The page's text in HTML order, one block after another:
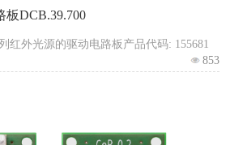
板DCB.39.700
红外光源的驱动电路板产品代码: 155681
853